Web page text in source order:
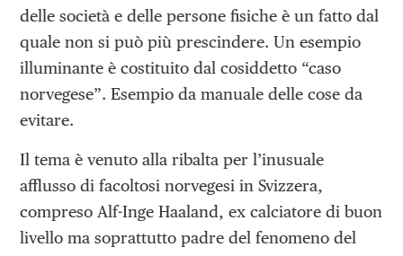
delle società e delle persone fisiche è un fatto dal
quale non si può più prescindere. Un esempio
illuminante è costituito dal cosiddetto “caso
norvegese”. Esempio da manuale delle cose da
evitare.
Il tema è venuto alla ribalta per l’inusuale
afflusso di facoltosi norvegesi in Svizzera,
compreso Alf-Inge Haaland, ex calciatore di buon
livello ma soprattutto padre del fenomeno del